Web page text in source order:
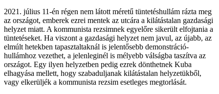
2021. július 11-én régen nem látott méretű tüntetéshullám rázta meg
az országot, emberek ezrei mentek az utcára a kilátástalan gazdasági
helyzet miatt. A kommunista rezsimnek egyelőre sikerült elfojtania a
tüntetéseket. Ha viszont a gazdasági helyzet nem javul, az újabb, az
elmúlt hetekben tapasztaltaknál is jelentősebb demonstráció-
hullámhoz vezethet, a jelenleginél is mélyebb válságba taszítva az
országot. Egy ilyen helyzetben pedig ezrek dönthetnek Kuba
elhagyása mellett, hogy szabaduljanak kilátástalan helyzetükből,
vagy elkerüljék a kommunista rezsim esetleges megtorlását.